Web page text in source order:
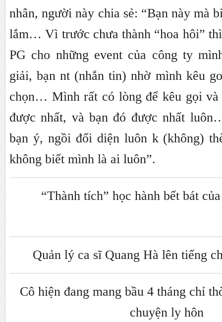
nhân, người này chia sẻ: “Bạn này mà
lắm… Vì trước chưa thành “hoa hôi”
PG cho những event của công ty
giải, bạn nt (nhắn tin) nhờ mình kêu
chọn… Mình rất có lòng để kêu gọi và
được nhất, và bạn đó được nhất
bạn ý, ngồi đối diện luôn k (không)
không biết mình là ai luôn”.
“Thành tích” học hành bết bát
Quản lý ca sĩ Quang Hà lên tiếng
Cô hiện đang mang bầu 4 tháng chỉ
chuyện ly hôn